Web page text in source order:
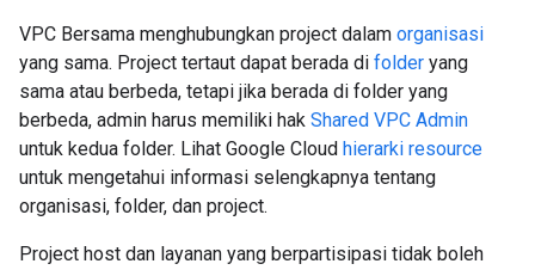
VPC Bersama menghubungkan project dalam organisasi
yang sama. Project tertaut dapat berada di folder yang
sama atau berbeda, tetapi jika berada di folder yang
berbeda, admin harus memiliki hak Shared VPC Admin
untuk kedua folder. Lihat Google Cloud hierarki resource
untuk mengetahui informasi selengkapnya tentang
organisasi, folder, dan project.
Project host dan layanan yang berpartisipasi tidak boleh